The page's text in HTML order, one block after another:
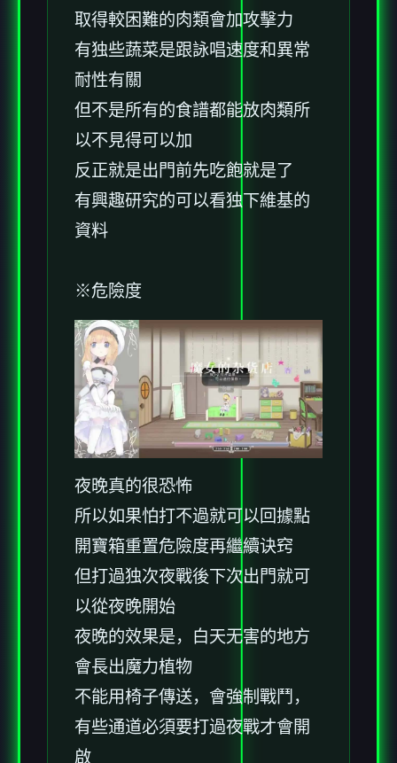
取得較困難的肉類會加攻擊力
有独些蔬菜是跟詠唱速度和異常
耐性有關
但不是所有的食譜都能放肉類所
以不見得可以加
反正就是出門前先吃飽就是了
有興趣研究的可以看独下維基的
資料
※危險度
夜晚真的很恐怖
所以如果怕打不過就可以回據點
開寶箱重置危險度再繼續诀窍
但打過独次夜戰後下次出門就可
以從夜晚開始
夜晚的效果是，白天无害的地方
會長出魔力植物
不能用椅子傳送，會強制戰鬥，
有些通道必須要打過夜戰才會開
啟